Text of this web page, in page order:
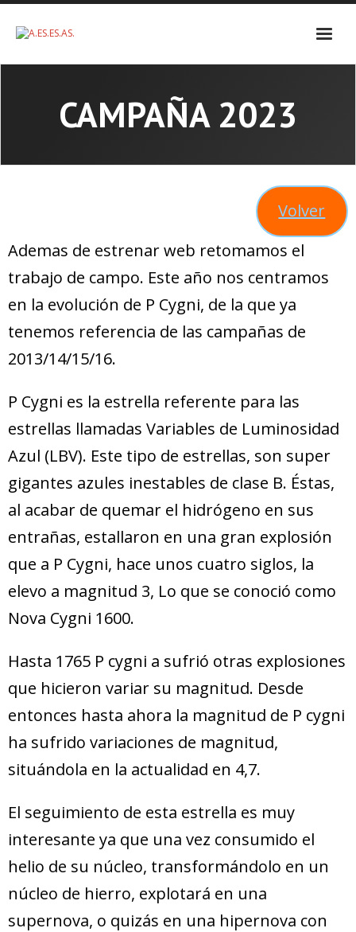
Skip
content
CAMPAÑA 2023
Volver
Ademas de estrenar web retomamos el
trabajo de campo. Este año nos centramos
en la evolución de P Cygni, de la que ya
tenemos referencia de las campañas de
2013/14/15/16.
P Cygni es la estrella referente para las
estrellas llamadas Variables de Luminosidad
Azul (LBV). Este tipo de estrellas, son super
gigantes azules inestables de clase B. Éstas,
al acabar de quemar el hidrógeno en sus
entrañas, estallaron en una gran explosión
que a P Cygni, hace unos cuatro siglos, la
elevo a magnitud 3, Lo que se conoció como
Nova Cygni 1600.
Hasta 1765 P cygni a sufrió otras explosiones
que hicieron variar su magnitud. Desde
entonces hasta ahora la magnitud de P cygni
ha sufrido variaciones de magnitud,
situándola en la actualidad en 4,7.
El seguimiento de esta estrella es muy
interesante ya que una vez consumido el
helio de su núcleo, transformándolo en un
núcleo de hierro, explotará en una
supernova, o quizás en una hipernova con